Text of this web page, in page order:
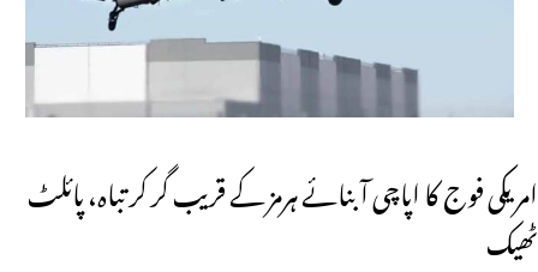
امریکی فوج کا اپاچی آبنائے ہرمز کے قریب گر کر تباہ، پائلٹ
ٹھیک